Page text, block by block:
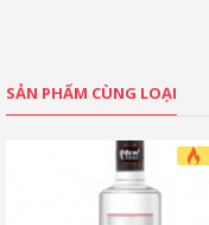
SẢN PHẨM CÙNG LOẠI